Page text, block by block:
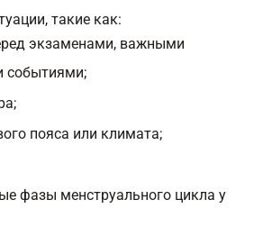
такие как:
экзаменами, важными
событиями;
пояса или климата;
фазы менструального цикла у